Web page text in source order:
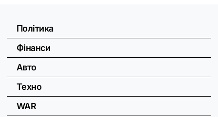
Політика
Фінанси
Авто
Техно
WAR